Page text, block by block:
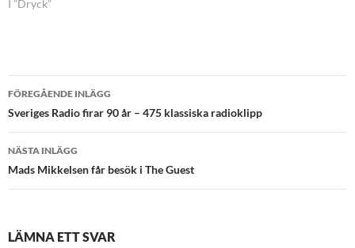
I ”Dryck”
Inläggsnavigering
FÖREGÅENDE INLÄGG
Sveriges Radio firar 90 år – 475 klassiska radioklipp
NÄSTA INLÄGG
Mads Mikkelsen får besök i The Guest
LÄMNA ETT SVAR